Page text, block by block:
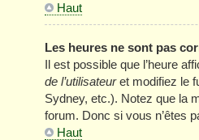
Haut
Les heures ne sont pas
Il est possible que l’heure
de l’utilisateuret modifiez le
Sydney, etc.). Notez que la
forum. Donc si vous n’êtes
Haut